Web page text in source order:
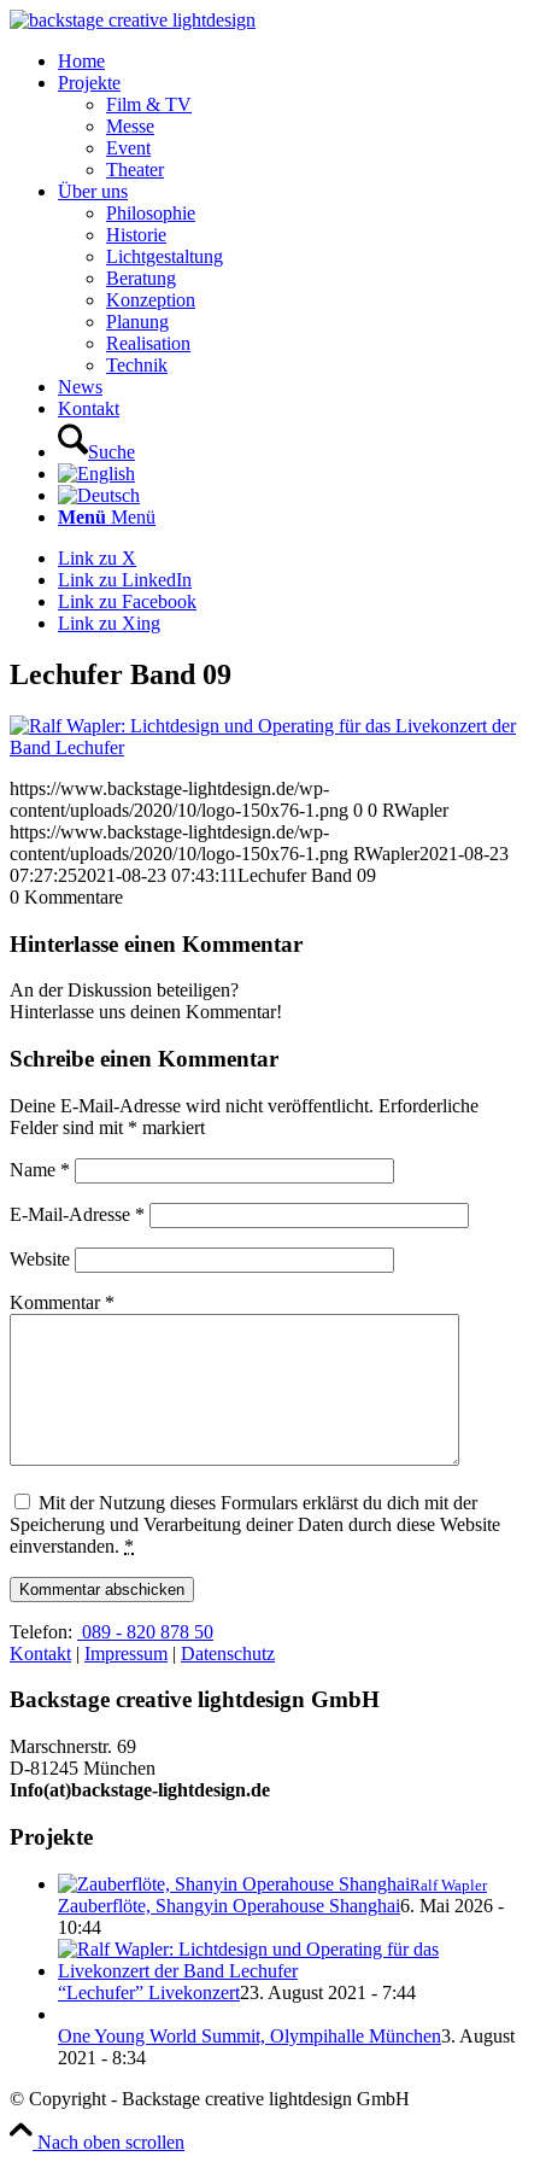
Home
Projekte
Film & TV
Messe
Event
Theater
Über uns
Philosophie
Historie
Lichtgestaltung
Beratung
Konzeption
Planung
Realisation
Technik
News
Kontakt
Suche
Menü Menü
Link zu X
Link zu LinkedIn
Link zu Facebook
Link zu Xing
Lechufer Band 09
https://www.backstage-lightdesign.de/wp-
content/uploads/2020/10/logo-150x76-1.png 0 0 RWapler
https://www.backstage-lightdesign.de/wp-
content/uploads/2020/10/logo-150x76-1.png RWapler2021-08-23
07:27:252021-08-23 07:43:11Lechufer Band 09
0 Kommentare
Hinterlasse einen Kommentar
An der Diskussion beteiligen?
Hinterlasse uns deinen Kommentar!
Schreibe einen Kommentar
Deine E-Mail-Adresse wird nicht veröffentlicht. Erforderliche
Felder sind mit * markiert
Name *
E-Mail-Adresse *
Website
Kommentar *
Mit der Nutzung dieses Formulars erklärst du dich mit der
Speicherung und Verarbeitung deiner Daten durch diese Website
einverstanden. *
Telefon: 089 - 820 878 50
Kontakt | Impressum | Datenschutz
Backstage creative lightdesign GmbH
Marschnerstr. 69
D-81245 München
Info(at)backstage-lightdesign.de
Projekte
Ralf Wapler
Zauberflöte, Shangyin Operahouse Shanghai6. Mai 2026 -
10:44
“Lechufer” Livekonzert23. August 2021 - 7:44
One Young World Summit, Olympihalle München3. August
2021 - 8:34
© Copyright - Backstage creative lightdesign GmbH
Nach oben scrollen